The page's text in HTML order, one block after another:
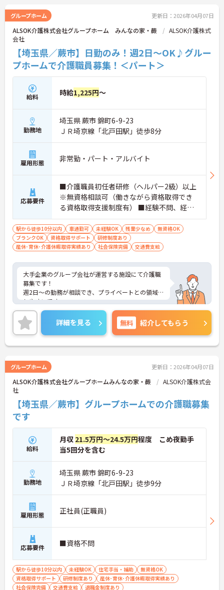
ご興味ある方には、面接対策ポイントなど、さらに
詳細をお話しいたしますのでお気軽にご相談くださ
い！
グループホーム 更新日：2026年04月07日
ALSOK介護株式会社グループホーム みんなの家・蕨
ALSOK介護株式
会社
【埼玉県／蕨市】日勤のみ！週2日～OK♪グルー
プホームで介護職員募集！＜パート＞
給料 時給1,225円～
勤務地
埼玉県 蕨市 錦町6-9-23
ＪＲ埼京線「北戸田駅」徒歩8分
雇用形態 非常勤・パート・アルバイト
応募要件
■介護職員初任者研修（ヘルパー2級）以上
※無資格相談可（働きながら資格取得でき
る資格取得支援制度有） ■経験不問、経験
者歓迎 ■ブランクOK
駅から徒歩10分以内 車通勤可 未経験OK 残業少なめ
無資格OK
ブランクOK
資格取得サポート
研修制度あり
産休･育休･介護休暇取得実績あり
社会保険完備 交通費支給
大手企業のグループ会社が運営する施設にて介護職
募集です！
週2日～の勤務が相談でき、プライベートとの領域も
しやすいです。
ご興味ある方には、面接対策ポイントなど、さらに
詳細をお話しいたしますのでお気軽にご相談くださ
い！
詳細を見る 無料 紹介してもらう
グループホーム 更新日：2026年04月07日
ALSOK介護株式会社グループホームみんなの家・蕨
ALSOK介護株式会
社
【埼玉県／蕨市】グループホームでの介護職募集
です
給料
月収 21.5万円～24.5万円程度 こめ夜勤手
当5回分を含む
勤務地
埼玉県 蕨市 錦町6-9-23
ＪＲ埼京線「北戸田駅」徒歩9分
雇用形態 正社員(正職員)
応募要件 ■資格不問
駅から徒歩10分以内 未経験OK 住宅手当・補助
無資格OK
資格取得サポート
研修制度あり
産休･育休･介護休暇取得実績あり
社会保険完備
交通費支給 退職金制度あり